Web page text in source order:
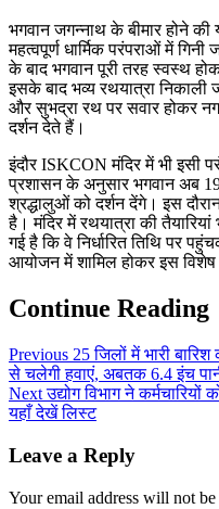
भगवान जगन्नाथ के बीमार होने
महत्वपूर्ण धार्मिक परंपराओं में
के बाद भगवान पूरी तरह स्वस्थ
इसके बाद भव्य रथयात्रा
और सुभद्रा रथ पर सवार होकर
दर्शन देते हैं।
इंदौर ISKCON मंदिर में भी इसी
प्रशासन के अनुसार भगवान अब
श्रद्धालुओं को दर्शन देंगे। इस
है। मंदिर में रथयात्रा की
गई है कि वे निर्धारित तिथि पर
आयोजन में शामिल होकर इस विशेष
Continue Reading
Previous 25 जिलों में भारी
से चलेगी हवाएं, अबतक 6.4 इंच
Nextउद्योग विभाग ने
यहाँ देखें लिस्ट
Leave a Reply
Your email address will not